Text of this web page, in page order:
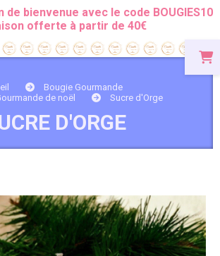
de bienvenue avec le code BOUGIES10
offerte à partir de 40€
Bougie Gourmande
de noël
Sucre d'Orge
D'ORGE